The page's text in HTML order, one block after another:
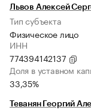
Львов Алексей
Тип субъекта
Физическое лицо
ИНН
774394142137
Доля в уставном
33,35%
Теванян Георгий